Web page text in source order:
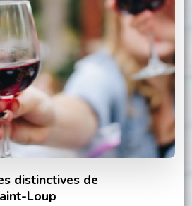
distinctives de
Loup